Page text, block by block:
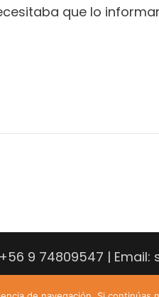
que lo
9 74809547 |